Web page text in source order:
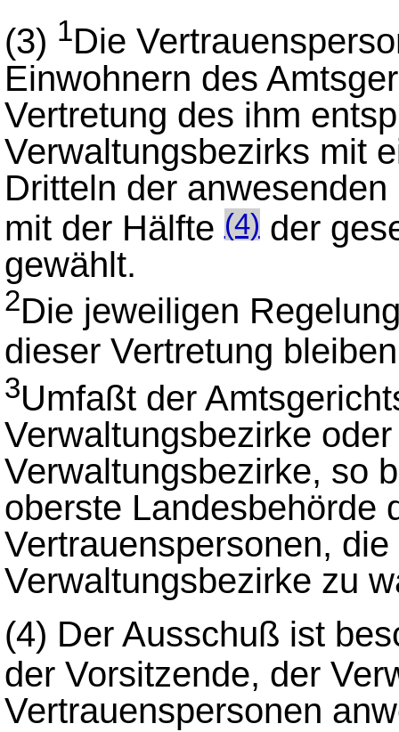
(3) 1Die
Einwohnern des
Vertretung des ihm
Verwaltungsbezirks mit
Dritteln der
mit der Hälfte(4)der
gewählt.
2Die jeweiligen
dieser Vertretung
3Umfaßt der
Verwaltungsbezirke
Verwaltungsbezirke, so
oberste Landesbehörde
Vertrauenspersonen,
Verwaltungsbezirke zu
(4) Der Ausschuß ist
der Vorsitzende, der
Vertrauenspersonen